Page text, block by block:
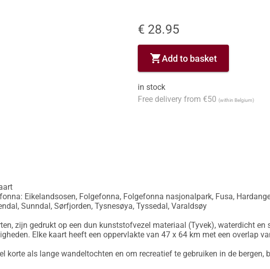
€ 28.95
shopping_cartAdd to basket
in stock
Free delivery from €50 (within Belgium)
Eikelandsosen, Folgefonna, Folgefonna nasjonalpark, Fusa,
Sunndal, Sørfjorden, Tysnesøya, Tyssedal, Varaldsøy
zijn gedrukt op een dun kunststofvezel materiaal (Tyvek), waterdicht en
Elke kaart heeft een oppervlakte van 47 x 64 km met een overlap
korte als lange wandeltochten en om recreatief te gebruiken in de bergen,